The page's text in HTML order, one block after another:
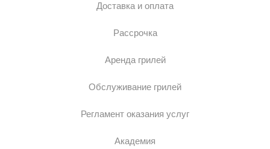
Доставка и оплата
Рассрочка
Аренда грилей
Обслуживание грилей
Регламент оказания услуг
Академия